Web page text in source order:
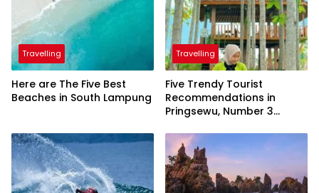
Travelling
Here are The Five Best
Beaches in South Lampung
Travelling
Five Trendy Tourist
Recommendations in
Pringsewu, Number 3
President